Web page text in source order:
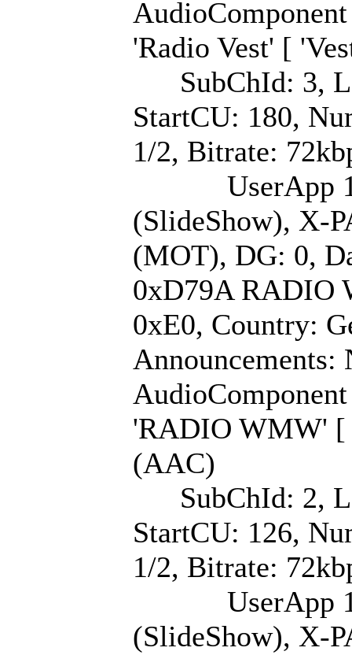
'Radio Vest' [
SubChId: 3,
StartCU: 180,
1/2, Bitrate:
UserApp 1/1:
(SlideShow), X-
(MOT), DG: 0,
0xD79A RADIO
0xE0, Country:
Announcements:
'RADIO WMW'
(AAC)
SubChId: 2,
StartCU: 126,
1/2, Bitrate:
UserApp 1/1:
(SlideShow), X-